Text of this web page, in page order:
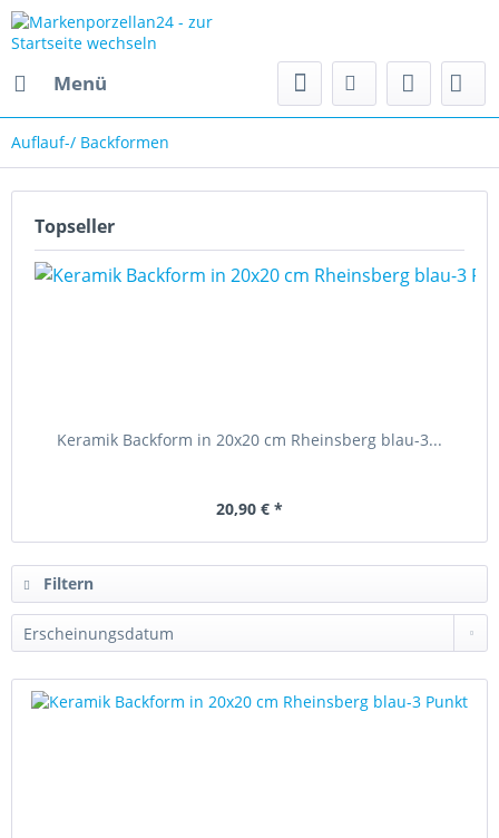
Menü
Auflauf-/ Backformen
Topseller
Keramik Backform in 20x20 cm Rheinsberg blau-3...
20,90 € *
Filtern